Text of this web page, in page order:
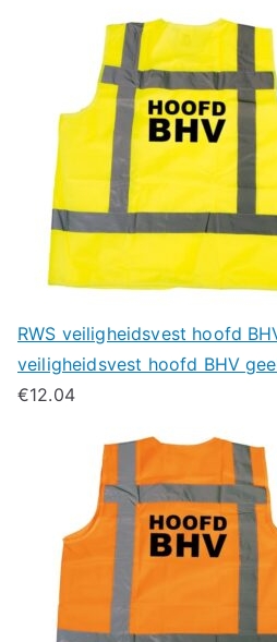
RWS veiligheidsvest hoofd
veiligheidsvest hoofd BHV
€12.04